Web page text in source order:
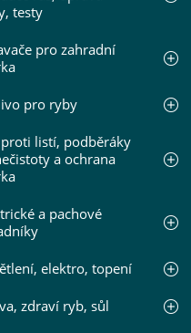
testy
pro zahradní
pro ryby
listí, podběráky
a ochrana
a pachové
elektro, topení
zdraví ryb, sůl